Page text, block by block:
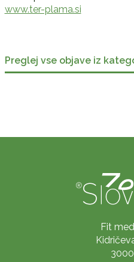
www.ter-plama.si
Preglej vse objave iz
Fit